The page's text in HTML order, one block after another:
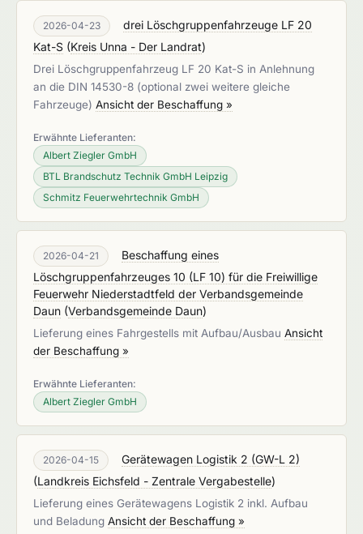
2026-04-23
drei Löschgruppenfahrzeuge LF 20
Kat-S (Kreis Unna - Der Landrat)
Drei Löschgruppenfahrzeug LF 20 Kat-S in Anlehnung
an die DIN 14530-8 (optional zwei weitere gleiche
Fahrzeuge) Ansicht der Beschaffung »
Erwähnte Lieferanten:
Albert Ziegler GmbH
BTL Brandschutz Technik GmbH Leipzig
Schmitz Feuerwehrtechnik GmbH
2026-04-21
Beschaffung eines
Löschgruppenfahrzeuges 10 (LF 10) für die Freiwillige
Feuerwehr Niederstadtfeld der Verbandsgemeinde
Daun (Verbandsgemeinde Daun)
Lieferung eines Fahrgestells mit Aufbau/Ausbau Ansicht
der Beschaffung »
Erwähnte Lieferanten:
Albert Ziegler GmbH
2026-04-15
Gerätewagen Logistik 2 (GW-L 2)
(Landkreis Eichsfeld - Zentrale Vergabestelle)
Lieferung eines Gerätewagens Logistik 2 inkl. Aufbau
und Beladung Ansicht der Beschaffung »